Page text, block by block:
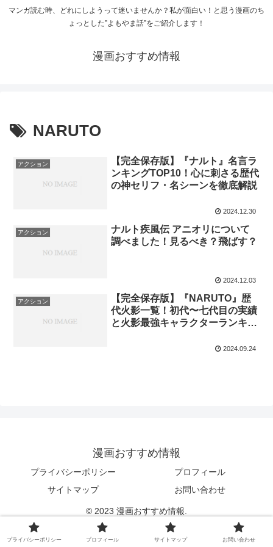
マンガ読む時、どれにしようって迷いませんか？私が面白い！と思う漫画のち
ょっとした”よもやま話”をご紹介します！
漫画おすすめ情報
NARUTO
アクション
【完全保存版】『ナルト』名言ラ
ンキングTOP10！心に刺さる歴代
の神セリフ・名シーンを徹底解説
2024.12.30
アクション
ナルト疾風伝 アニオリについて
調べました！見るべき？飛ばす？
2024.12.03
アクション
【完全保存版】『NARUTO』歴
代火影一覧！初代〜七代目の実績
と火影最強キャラクターランキン
2024.09.24
漫画おすすめ情報
プライバシーポリシー
プロフィール
サイトマップ
お問い合わせ
© 2023 漫画おすすめ情報.
プライバシーポリシー プロフィール サイトマップ お問い合わせ